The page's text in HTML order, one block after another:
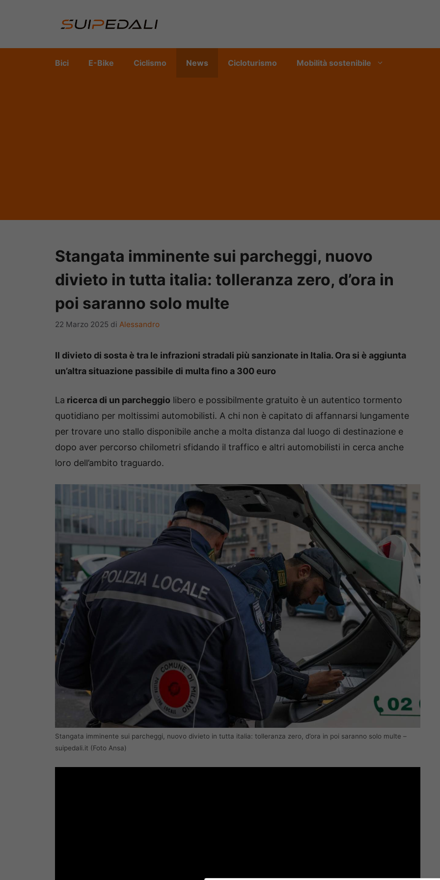
Bici E-Bike Ciclismo News Cicloturismo Mobilità sostenibile
Stangata imminente sui parcheggi, nuovo
divieto in tutta italia: tolleranza zero, d’ora in
poi saranno solo multe
22 Marzo 2025 di Alessandro
Il divieto di sosta è tra le infrazioni stradali più sanzionate in Italia. Ora si è aggiunta
un’altra situazione passibile di multa fino a 300 euro
La ricerca di un parcheggio libero e possibilmente gratuito è un autentico tormento
quotidiano per moltissimi automobilisti. A chi non è capitato di affannarsi lungamente
per trovare uno stallo disponibile anche a molta distanza dal luogo di destinazione e
dopo aver percorso chilometri sfidando il traffico e altri automobilisti in cerca anche
loro dell’ambito traguardo.
Stangata imminente sui parcheggi, nuovo divieto in tutta italia: tolleranza zero, d’ora in poi saranno solo multe –
suipedali.it (Foto Ansa)